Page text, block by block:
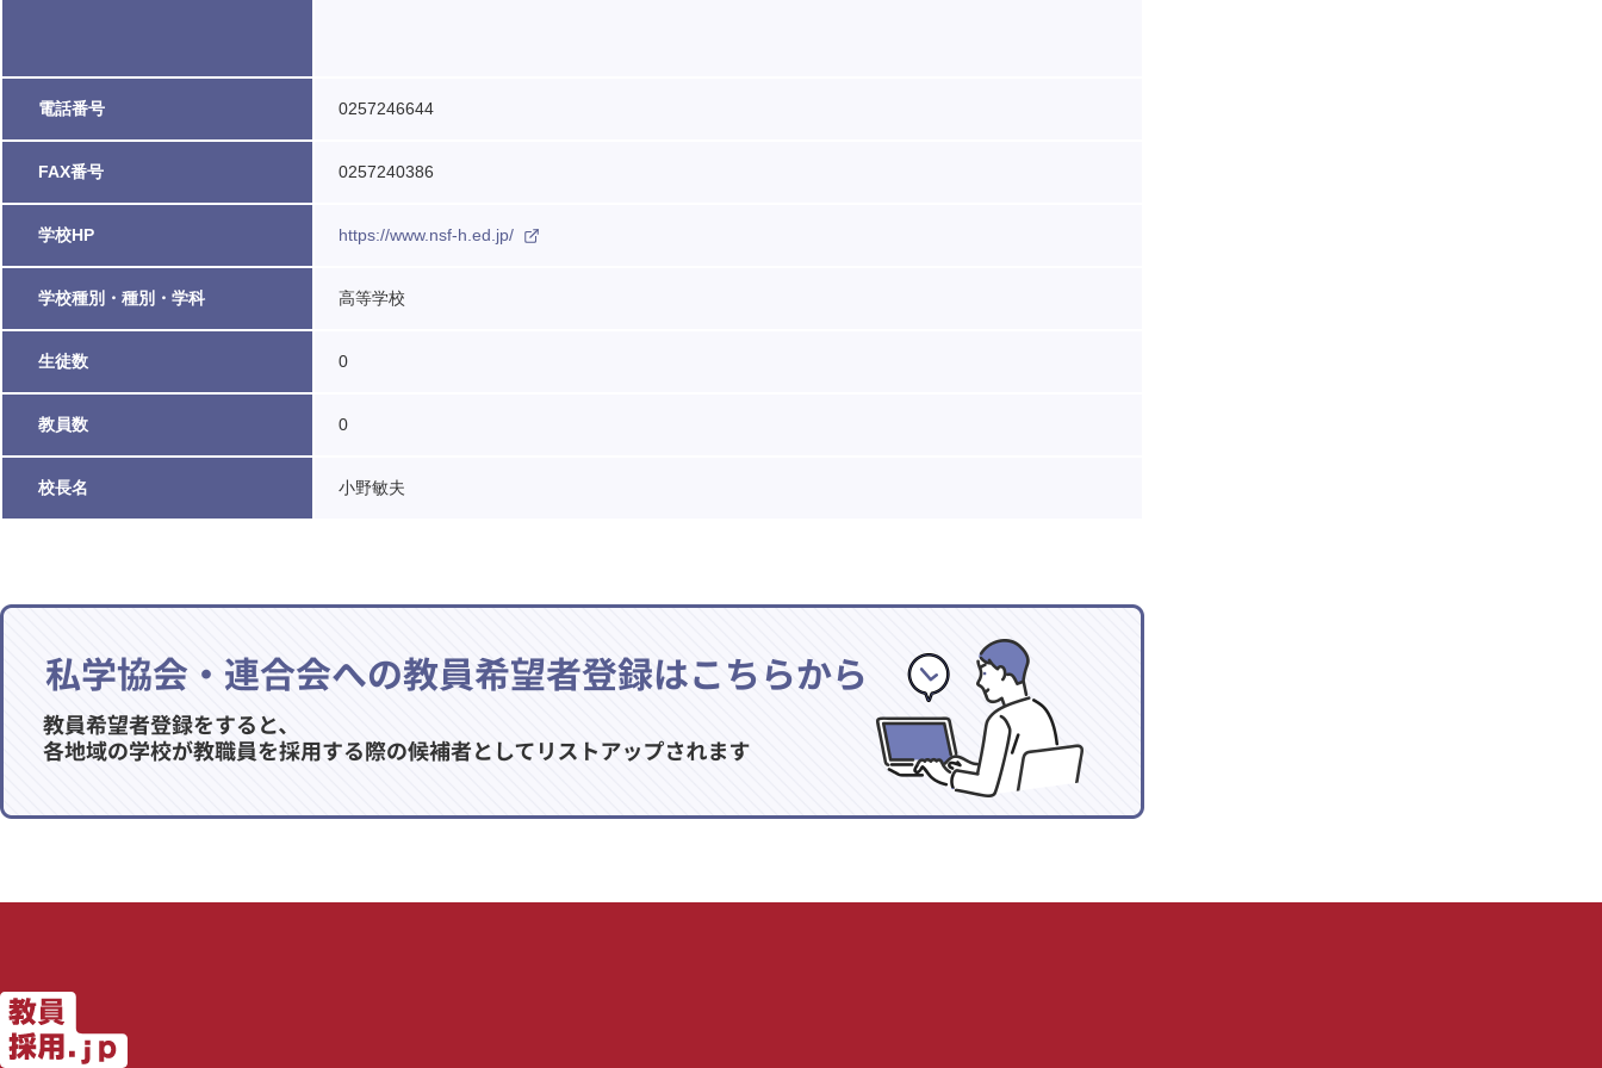
電話番号 0257246644
FAX番号 0257240386
学校HP https://www.nsf-h.ed.jp/
学校種別・種別・学科 高等学校
生徒数 0
教員数 0
校長名 小野敏夫